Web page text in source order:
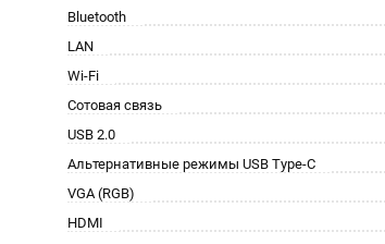
Bluetooth
LAN
Wi-Fi
Сотовая связь
USB 2.0
Альтернативные режимы USB Type-C
VGA (RGB)
HDMI